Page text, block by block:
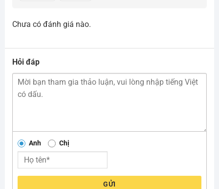
Chưa có đánh giá nào.
Hỏi đáp
Anh Chị
GỬI